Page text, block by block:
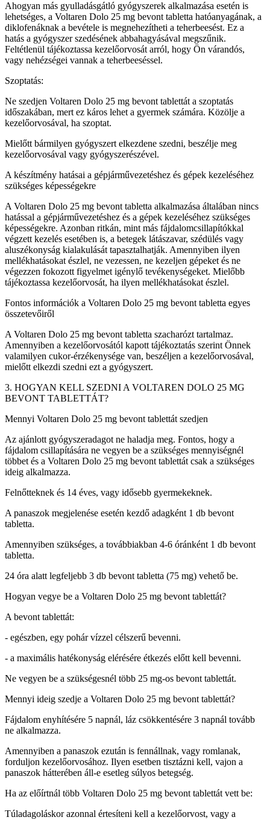
Ahogyan más gyulladásgátló gyógyszerek alkalmazása esetén is
lehetséges, a Voltaren Dolo 25 mg bevont tabletta hatóanyagának, a
diklofenáknak a bevétele is megnehezítheti a teherbeesést. Ez a
hatás a gyógyszer szedésének abbahagyásával megszűnik.
Feltétlenül tájékoztassa kezelőorvosát arról, hogy Ön várandós,
vagy nehézségei vannak a teherbeeséssel.
Szoptatás:
Ne szedjen Voltaren Dolo 25 mg bevont tablettát a szoptatás
időszakában, mert ez káros lehet a gyermek számára. Közölje a
kezelőorvosával, ha szoptat.
Mielőtt bármilyen gyógyszert elkezdene szedni, beszélje meg
kezelőorvosával vagy gyógyszerészével.
A készítmény hatásai a gépjárművezetéshez és gépek kezeléséhez
szükséges képességekre
A Voltaren Dolo 25 mg bevont tabletta alkalmazása általában nincs
hatással a gépjárművezetéshez és a gépek kezeléséhez szükséges
képességekre. Azonban ritkán, mint más fájdalomcsillapítókkal
végzett kezelés esetében is, a betegek látászavar, szédülés vagy
aluszékonyság kialakulását tapasztalhatják. Amennyiben ilyen
mellékhatásokat észlel, ne vezessen, ne kezeljen gépeket és ne
végezzen fokozott figyelmet igénylő tevékenységeket. Mielőbb
tájékoztassa kezelőorvosát, ha ilyen mellékhatásokat észlel.
Fontos információk a Voltaren Dolo 25 mg bevont tabletta egyes
összetevőiről
A Voltaren Dolo 25 mg bevont tabletta szacharózt tartalmaz.
Amennyiben a kezelőorvosától kapott tájékoztatás szerint Önnek
valamilyen cukor-érzékenysége van, beszéljen a kezelőorvosával,
mielőtt elkezdi szedni ezt a gyógyszert.
3. HOGYAN KELL SZEDNI A VOLTAREN DOLO 25 MG
BEVONT TABLETTÁT?
Mennyi Voltaren Dolo 25 mg bevont tablettát szedjen
Az ajánlott gyógyszeradagot ne haladja meg. Fontos, hogy a
fájdalom csillapítására ne vegyen be a szükséges mennyiségnél
többet és a Voltaren Dolo 25 mg bevont tablettát csak a szükséges
ideig alkalmazza.
Felnőtteknek és 14 éves, vagy idősebb gyermekeknek.
A panaszok megjelenése esetén kezdő adagként 1 db bevont
tabletta.
Amennyiben szükséges, a továbbiakban 4-6 óránként 1 db bevont
tabletta.
24 óra alatt legfeljebb 3 db bevont tabletta (75 mg) vehető be.
Hogyan vegye be a Voltaren Dolo 25 mg bevont tablettát?
A bevont tablettát:
- egészben, egy pohár vízzel célszerű bevenni.
- a maximális hatékonyság elérésére étkezés előtt kell bevenni.
Ne vegyen be a szükségesnél több 25 mg-os bevont tablettát.
Mennyi ideig szedje a Voltaren Dolo 25 mg bevont tablettát?
Fájdalom enyhítésére 5 napnál, láz csökkentésére 3 napnál tovább
ne alkalmazza.
Amennyiben a panaszok ezután is fennállnak, vagy romlanak,
forduljon kezelőorvosához. Ilyen esetben tisztázni kell, vajon a
panaszok hátterében áll-e esetleg súlyos betegség.
Ha az előírtnál több Voltaren Dolo 25 mg bevont tablettát vett be:
Túladagoláskor azonnal értesíteni kell a kezelőorvost, vagy a